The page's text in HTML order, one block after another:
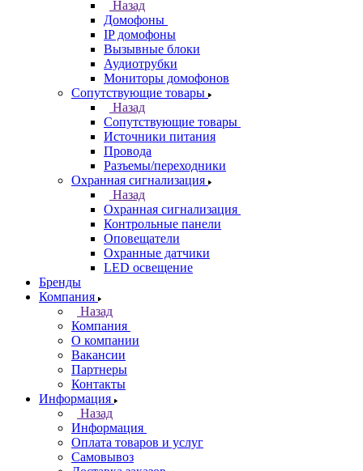
Назад
Домофоны
IP домофоны
Вызывные блоки
Аудиотрубки
Мониторы домофонов
Сопутствующие товары
Назад
Сопутствующие товары
Источники питания
Провода
Разъемы/переходники
Охранная сигнализация
Назад
Охранная сигнализация
Контрольные панели
Оповещатели
Охранные датчики
LED освещение
Бренды
Компания
Назад
Компания
О компании
Вакансии
Партнеры
Контакты
Информация
Назад
Информация
Оплата товаров и услуг
Самовывоз